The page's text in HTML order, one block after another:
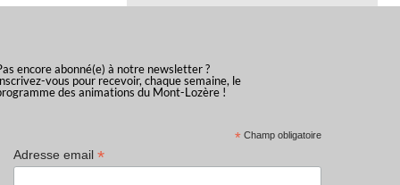
encore abonné(e) à notre newsletter ?
vous pour recevoir, chaque semaine, le
des animations du Mont-Lozère !
* Champ obligatoire
Adresse email *